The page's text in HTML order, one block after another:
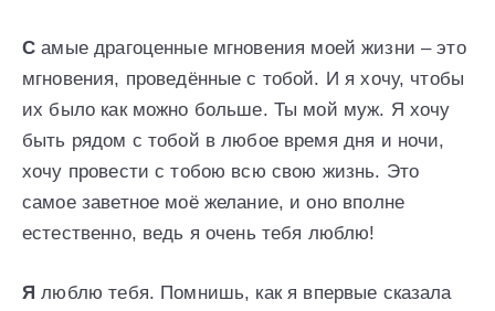
С амые драгоценные мгновения моей жизни – это
мгновения, проведённые с тобой. И я хочу, чтобы
их было как можно больше. Ты мой муж. Я хочу
быть рядом с тобой в любое время дня и ночи,
хочу провести с тобою всю свою жизнь. Это
самое заветное моё желание, и оно вполне
естественно, ведь я очень тебя люблю!
Я люблю тебя. Помнишь, как я впервые сказала